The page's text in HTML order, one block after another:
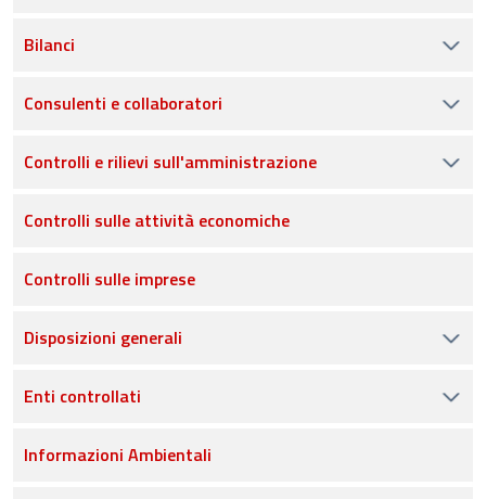
Bilanci
Consulenti e collaboratori
Controlli e rilievi sull'amministrazione
Controlli sulle attività economiche
Controlli sulle imprese
Disposizioni generali
Enti controllati
Informazioni Ambientali